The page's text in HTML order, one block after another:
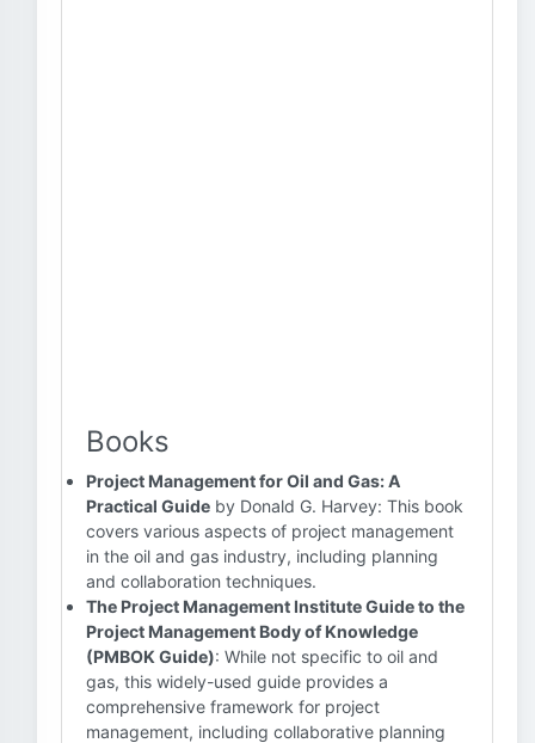
Books
Project Management for Oil and Gas: A
Practical Guide by Donald G. Harvey: This book
covers various aspects of project management
in the oil and gas industry, including planning
and collaboration techniques.
The Project Management Institute Guide to the
Project Management Body of Knowledge
(PMBOK Guide): While not specific to oil and
gas, this widely-used guide provides a
comprehensive framework for project
management, including collaborative planning